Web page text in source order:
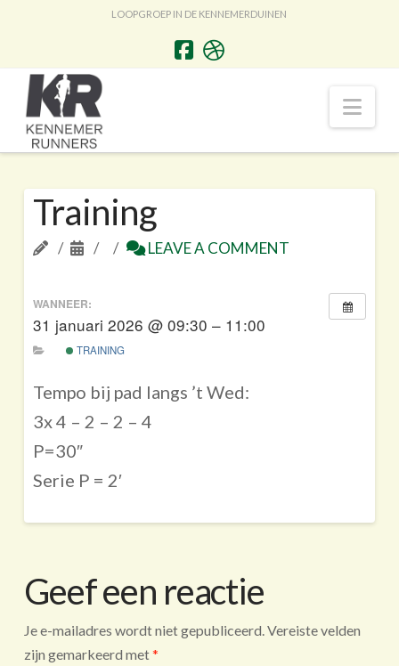
LOOPGROEP IN DE KENNEMERDUINEN
Training
LEAVE A COMMENT
WANNEER:
31 januari 2026 @ 09:30 – 11:00
TRAINING
Tempo bij pad langs ’t Wed:
3x 4 – 2 – 2 – 4
P=30″
Serie P = 2′
Geef een reactie
Je e-mailadres wordt niet gepubliceerd.Vereiste velden
zijn gemarkeerd met*